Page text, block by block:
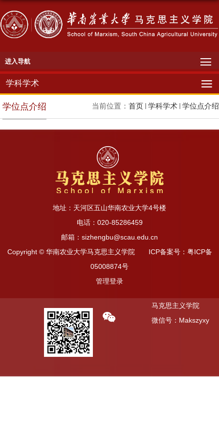
进入导航
学科学术
当前位置： 首页 学科学术 学位点介绍
学位点介绍
地址：天河区五山华南农业大学4号楼
电话：020-85286459
邮箱：sizhengbu@scau.edu.cn
Copyright © 华南农业大学马克思主义学院 ICP备案号：粤ICP备
05008874号
管理登录
马克思主义学院
微信号：Makszyxy